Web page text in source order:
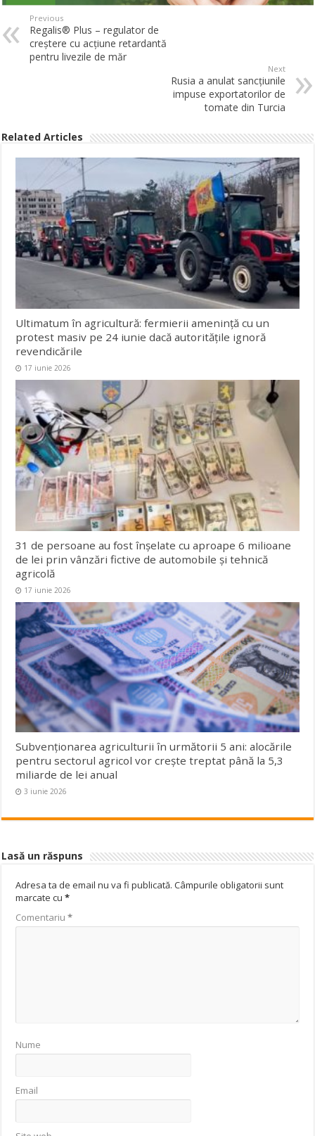
Previous
Regalis® Plus – regulator de
creştere cu acţiune retardantă
pentru livezile de măr
Next
Rusia a anulat sancţiunile
impuse exportatorilor de
tomate din Turcia
Related Articles
Ultimatum în agricultură: fermierii amenință cu un
protest masiv pe 24 iunie dacă autoritățile ignoră
revendicările
17 iunie 2026
31 de persoane au fost înșelate cu aproape 6 milioane
de lei prin vânzări fictive de automobile și tehnică
agricolă
17 iunie 2026
Subvenționarea agriculturii în următorii 5 ani: alocările
pentru sectorul agricol vor crește treptat până la 5,3
miliarde de lei anual
3 iunie 2026
Lasă un răspuns
Adresa ta de email nu va fi publicată. Câmpurile obligatorii sunt
marcate cu*
Comentariu*
Nume
Email